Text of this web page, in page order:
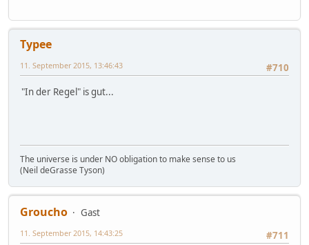
Typee
#710
11. September 2015, 13:46:43
"In der Regel" is gut...
The universe is under NO obligation to make sense to us
(Neil deGrasse Tyson)
Groucho
Gast
#711
11. September 2015, 14:43:25